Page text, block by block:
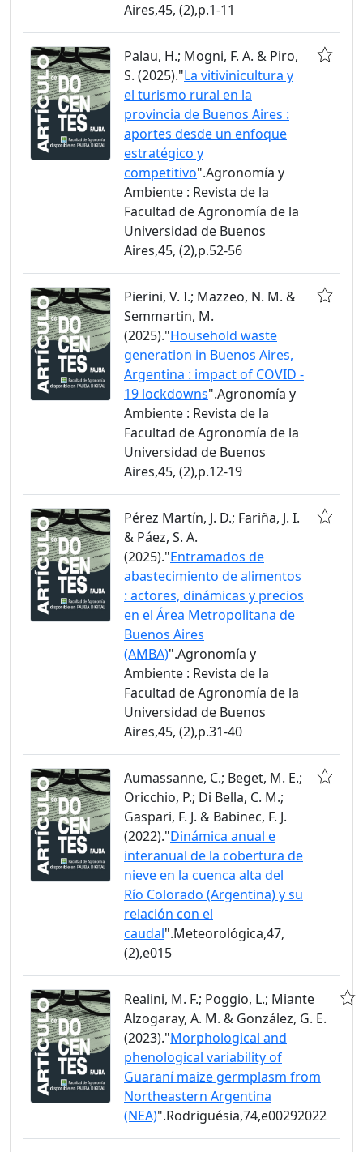
Aires,45, (2),p.1-11
Palau, H.; Mogni, F. A. & Piro,
S. (2025)."La vitivinicultura y
el turismo rural en la
provincia de Buenos Aires :
aportes desde un enfoque
estratégico y
competitivo".Agronomía y
Ambiente : Revista de la
Facultad de Agronomía de la
Universidad de Buenos
Aires,45, (2),p.52-56
Pierini, V. I.; Mazzeo, N. M. &
Semmartin, M.
(2025)."Household waste
generation in Buenos Aires,
Argentina : impact of COVID -
19 lockdowns".Agronomía y
Ambiente : Revista de la
Facultad de Agronomía de la
Universidad de Buenos
Aires,45, (2),p.12-19
Pérez Martín, J. D.; Fariña, J. I.
& Páez, S. A.
(2025)."Entramados de
abastecimiento de alimentos
: actores, dinámicas y precios
en el Área Metropolitana de
Buenos Aires
(AMBA)".Agronomía y
Ambiente : Revista de la
Facultad de Agronomía de la
Universidad de Buenos
Aires,45, (2),p.31-40
Aumassanne, C.; Beget, M. E.;
Oricchio, P.; Di Bella, C. M.;
Gaspari, F. J. & Babinec, F. J.
(2022)."Dinámica anual e
interanual de la cobertura de
nieve en la cuenca alta del
Río Colorado (Argentina) y su
relación con el
caudal".Meteorológica,47,
(2),e015
Realini, M. F.; Poggio, L.; Miante
Alzogaray, A. M. & González, G. E.
(2023)."Morphological and
phenological variability of
Guaraní maize germplasm from
Northeastern Argentina
(NEA)".Rodriguésia,74,e00292022